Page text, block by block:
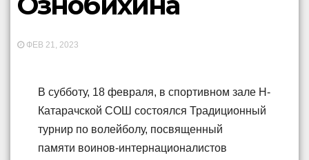
ФЕВ 21, 2023
В субботу, 18 февраля, в спортивном зале Н-
Катарачской СОШ состоялся Традиционный
турнир по волейболу, посвященный
памяти воинов-интернационалистов